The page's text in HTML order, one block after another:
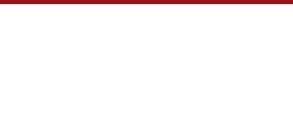
Association